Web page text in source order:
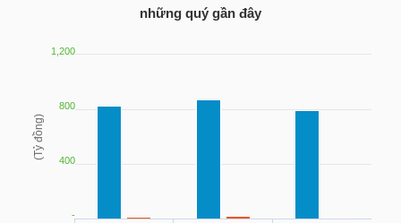
những quý gần đây
NĂNG
LƯỢNG